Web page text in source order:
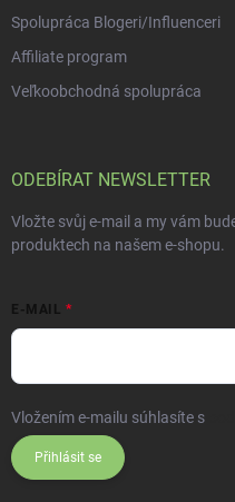
Spolupráca Blogeri/Influenceri
Affiliate program
Veľkoobchodná spolupráca
ODEBÍRAT NEWSLETTER
Vložte svůj e-mail a my vám
produktech na našem e-shopu.
E-MAIL
Vložením e-mailu súhlasíte s
Přihlásit se